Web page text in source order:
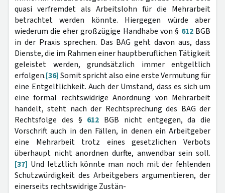
quasi verfremdet als Arbeitslohn für die Mehrarbeit
betrachtet werden könnte. Hiergegen würde aber
wiederum die eher großzügige Handhabe von § 612BGB
in der Praxis sprechen. Das BAG geht davon aus, dass
Dienste, die im Rahmen einer hauptberuflichen Tätigkeit
geleistet werden, grundsätzlich immer entgeltlich
erfolgen.[36]Somit spricht also eine erste Vermutung für
eine Entgeltlichkeit. Auch der Umstand, dass es sich um
eine formal rechtswidrige Anordnung von Mehrarbeit
handelt, steht nach der Rechtsprechung des BAG der
Rechtsfolge des § 612 BGB nicht entgegen, da die
Vorschrift auch in den Fällen, in denen ein Arbeitgeber
eine Mehrarbeit trotz eines gesetzlichen Verbots
überhaupt nicht anordnen durfte, anwendbar sein soll.
[37] Und letztlich könnte man noch mit der fehlenden
Schutzwürdigkeit des Arbeitgebers argumentieren, der
einerseits rechtswidrige Zustän-